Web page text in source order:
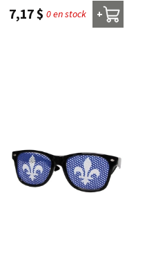
7,17 $ 0 en stock +